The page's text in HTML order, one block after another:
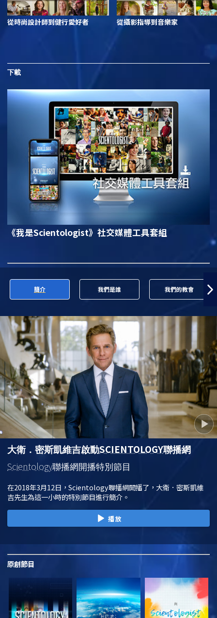
從時尚設計師到健行愛好者 從攝影指導到音樂家
下載
《我是Scientologist》 社交媒體工具套組
簡介 我們是誰 我們的教會
大衛．密斯凱維吉啟動SCIENTOLOGY聯播網
Scientology聯播網開播特別節目
在2018年3月12日，Scientology聯播網開播了，大衛．密斯凱維
吉先生為這一小時的特別節目進行簡介。
播放
原創節目